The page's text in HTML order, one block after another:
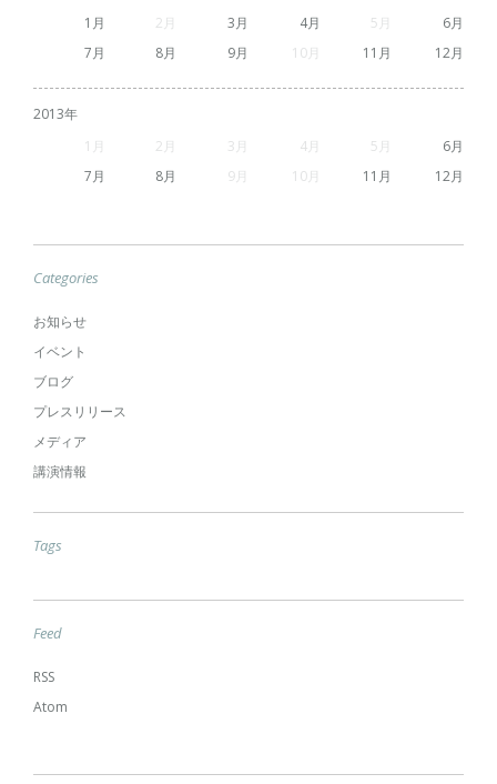
1
2 3 4 5
6
7
8 9 10 11 12
2013
1
2 3 4 5
6
7
8 9 10 11 12
Categories
お知らせ
イベント
ブログ
プレスリリース
メディア
講演情報
Tags
Feed
RSS
Atom